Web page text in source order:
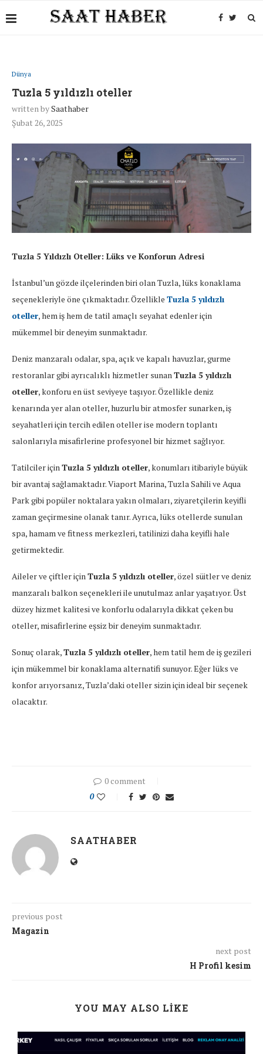
Dünya
Tuzla 5 yıldızlı oteller
written bySaathaber
Şubat 26, 2025
Tuzla 5 Yıldızlı Oteller: Lüks ve Konforun Adresi
İstanbul’un gözde ilçelerinden biri olan Tuzla, lüks konaklama
seçenekleriyle öne çıkmaktadır. Özellikle Tuzla 5 yıldızlı
oteller, hem iş hem de tatil amaçlı seyahat edenler için
mükemmel bir deneyim sunmaktadır.
Deniz manzaralı odalar, spa, açık ve kapalı havuzlar, gurme
restoranlar gibi ayrıcalıklı hizmetler sunanTuzla 5 yıldızlı
oteller, konforu en üst seviyeye taşıyor. Özellikle deniz
kenarında yer alan oteller, huzurlu bir atmosfer sunarken, iş
seyahatleri için tercih edilen oteller ise modern toplantı
salonlarıyla misafirlerine profesyonel bir hizmet sağlıyor.
Tatilciler içinTuzla 5 yıldızlı oteller, konumları itibariyle büyük
bir avantaj sağlamaktadır. Viaport Marina, Tuzla Sahili ve Aqua
Park gibi popüler noktalara yakın olmaları, ziyaretçilerin keyifli
zaman geçirmesine olanak tanır. Ayrıca, lüks otellerde sunulan
spa, hamam ve fitness merkezleri, tatilinizi daha keyifli hale
getirmektedir.
Aileler ve çiftler içinTuzla 5 yıldızlı oteller, özel süitler ve deniz
manzaralı balkon seçenekleri ile unutulmaz anlar yaşatıyor. Üst
düzey hizmet kalitesi ve konforlu odalarıyla dikkat çeken bu
oteller, misafirlerine eşsiz bir deneyim sunmaktadır.
Sonuç olarak,Tuzla 5 yıldızlı oteller, hem tatil hem de iş gezileri
için mükemmel bir konaklama alternatifi sunuyor. Eğer lüks ve
konfor arıyorsanız, Tuzla’daki oteller sizin için ideal bir seçenek
olacaktır.
0 comment
0
SAATHABER
previous post
Magazin
next post
H Profil kesim
YOU MAY ALSO LIKE